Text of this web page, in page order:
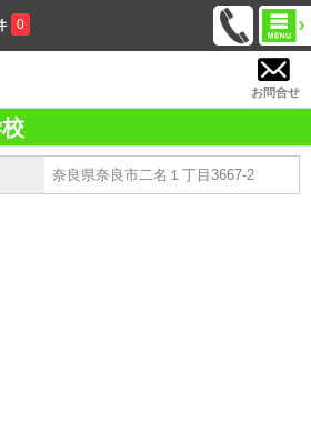
0
お問合せ
奈良県奈良市二名１丁目3667-2